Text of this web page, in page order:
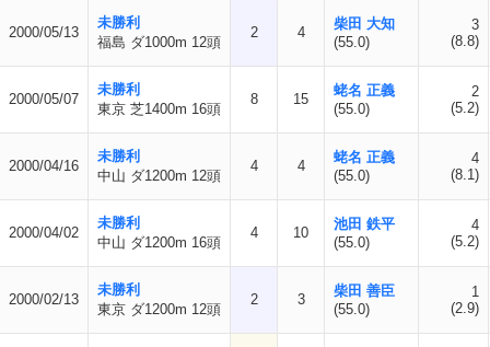
2000/05/13
未勝利
福島 ダ1000m 12頭
2 4
柴田 大知
(55.0)
3
(8.8)
2000/05/07
未勝利
東京 芝1400m 16頭
8 15
蛯名 正義
(55.0)
2
(5.2)
2000/04/16
未勝利
中山 ダ1200m 12頭
4 4
蛯名 正義
(55.0)
4
(8.1)
2000/04/02
未勝利
中山 ダ1200m 16頭
4 10
池田 鉄平
(55.0)
4
(5.2)
2000/02/13
未勝利
東京 ダ1200m 12頭
2 3
柴田 善臣
(55.0)
1
(2.9)